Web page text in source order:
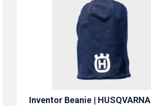
Inventor Beanie | HUSQVARNA